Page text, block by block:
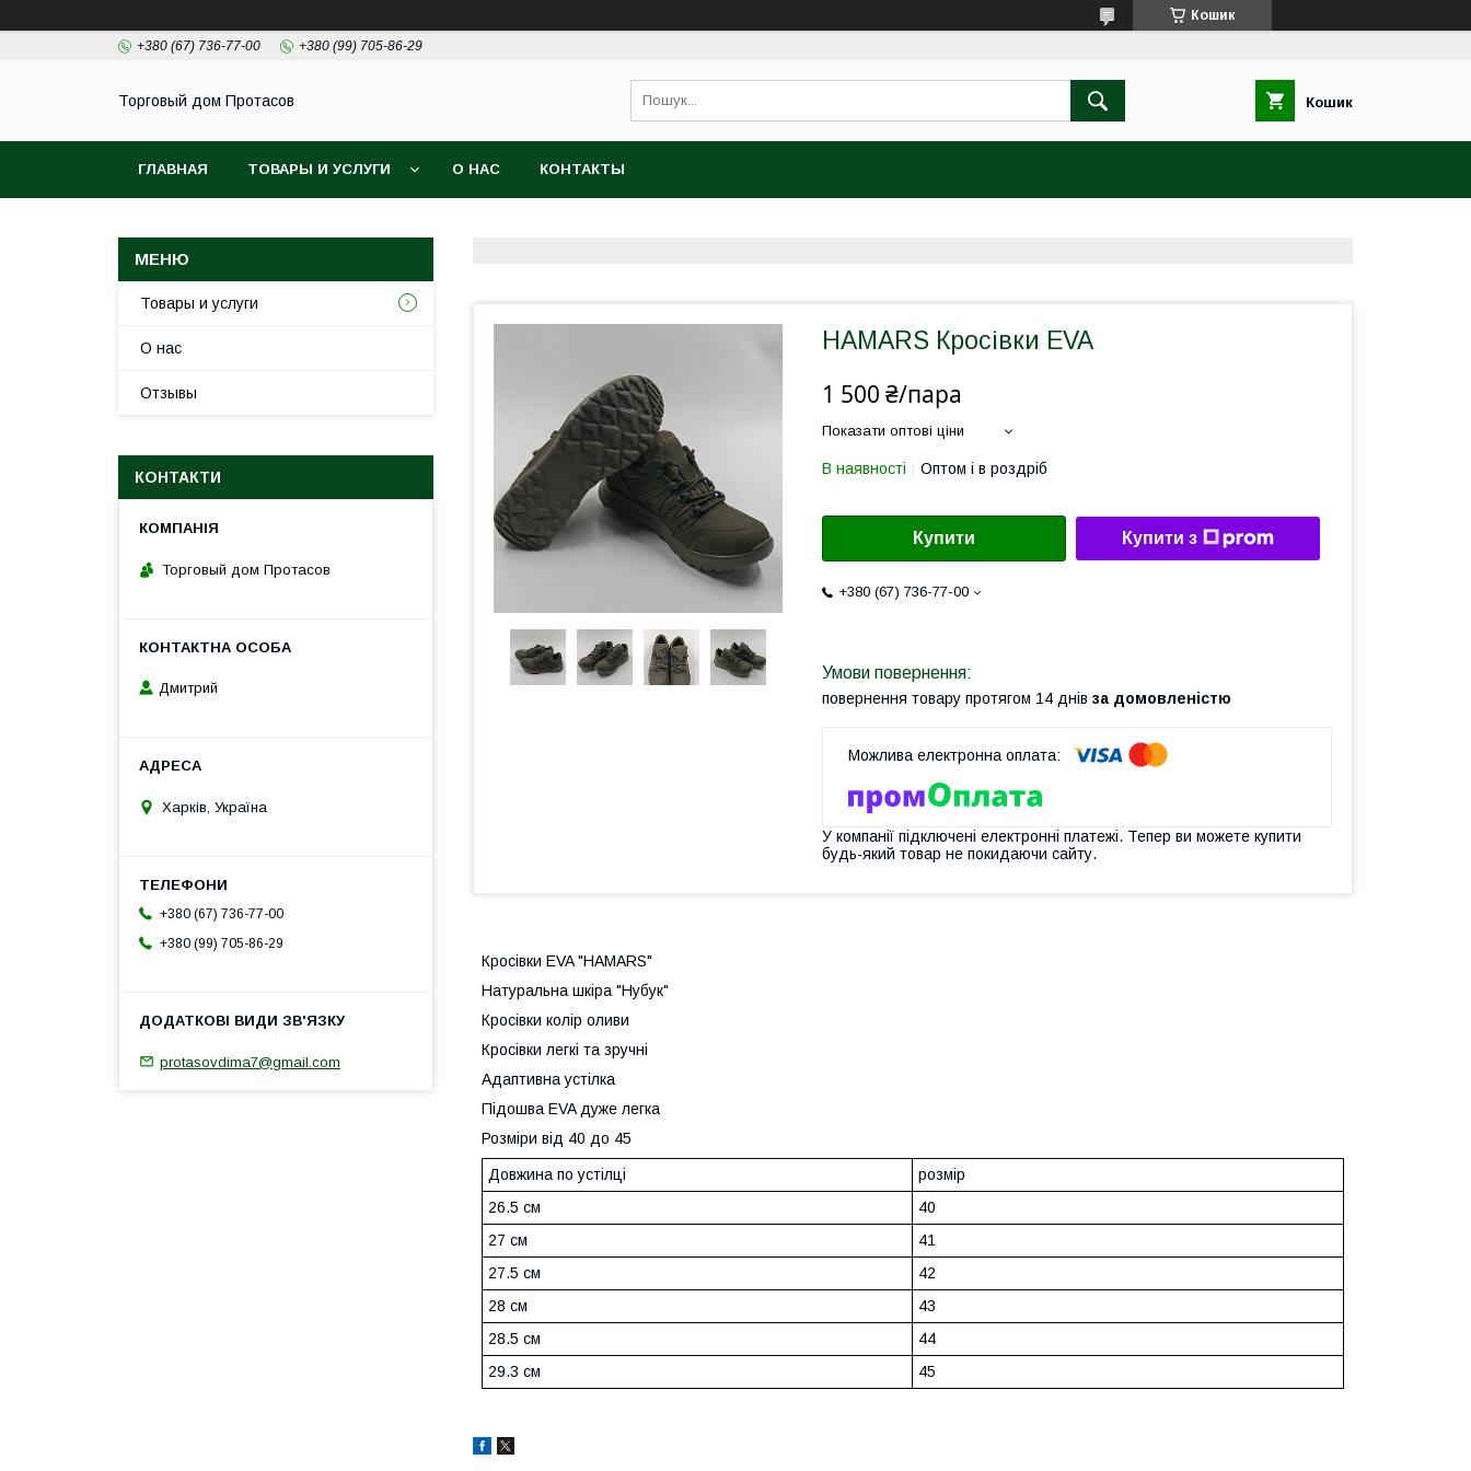
Кошик
+380 (67) 736-77-00 +380 (99) 705-86-29
Торговый дом Протасов Кошик
ГЛАВНАЯ ТОВАРЫ И УСЛУГИ О НАС КОНТАКТЫ
HAMARS Кросівки EVA
1 500 ₴/пара
Показати оптові ціни
В наявності Оптом і в роздріб
Купити Купити з
+380 (67) 736-77-00
повернення товару протягом 14 днів за домовленістю
У компанії підключені електронні платежі. Тепер ви можете купити
будь-який товар не покидаючи сайту.
Кросівки EVA "HAMARS"
Натуральна шкіра "Нубук"
Кросівки колір оливи
Кросівки легкі та зручні
Адаптивна устілка
Підошва EVA дуже легка
Розміри від 40 до 45
Довжина по устілці
розмір
26.5 см
40
27 см
41
27.5 см
42
28 см
43
28.5 см
44
29.3 см
45
Товары и услуги
О нас
Отзывы
КОНТАКТИ
Торговый дом Протасов
Дмитрий
Харків, Україна
+380 (67) 736-77-00
+380 (99) 705-86-29
protasovdima7@gmail.com